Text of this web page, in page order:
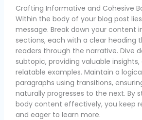
Crafting Informative and Cohesive
Within the body of your blog post
message. Break down your content
sections, each with a clear heading
readers through the narrative. Dive
subtopic, providing valuable
relatable examples. Maintain a
paragraphs using transitions,
naturally progresses to the next. By
body content effectively, you keep
and eager to learn more.